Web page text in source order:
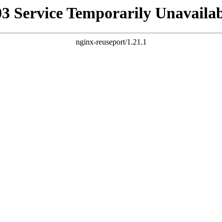
Service Temporarily
nginx-reuseport/1.21.1